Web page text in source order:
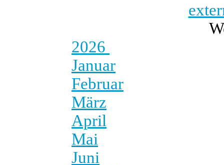
2026
Januar
Februar
März
April
Mai
Juni